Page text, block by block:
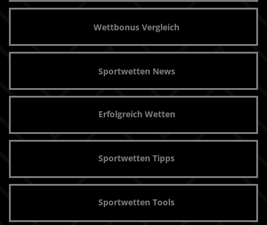
Wettbonus Vergleich
Sportwetten News
Erfolgreich Wetten
Sportwetten Tipps
Sportwetten Tools